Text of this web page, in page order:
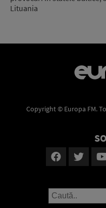
Lituania
Copyright © Europa FM.